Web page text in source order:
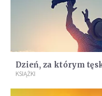
Dzień, za którym
KSIĄŻKI